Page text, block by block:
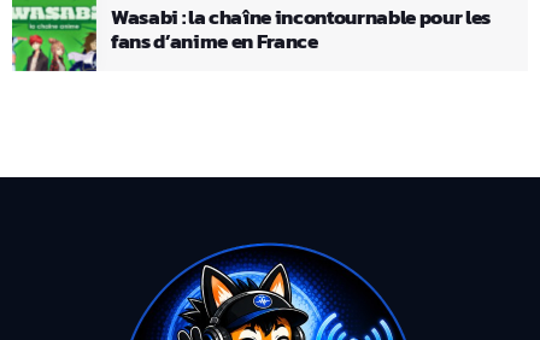
Wasabi : la chaîne incontournable pour les
fans d’anime en France